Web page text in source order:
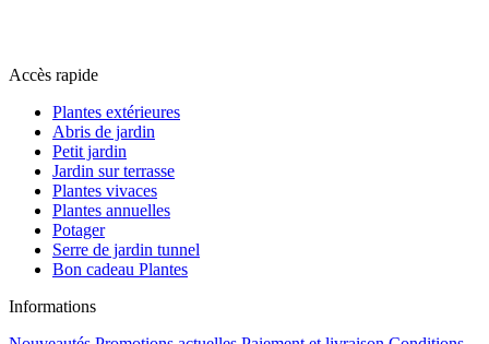
Accès rapide
Plantes extérieures
Abris de jardin
Petit jardin
Jardin sur terrasse
Plantes vivaces
Plantes annuelles
Potager
Serre de jardin tunnel
Bon cadeau Plantes
Informations